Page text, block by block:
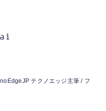
音質】 内蔵DAC 遅延な
音量調節対応
イヤホンジャック ライ
ションロボット BAKETAN
テクノエッジ主筆 / フ